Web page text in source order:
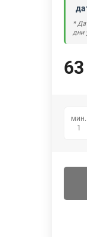
*
дни
63
мин.
1